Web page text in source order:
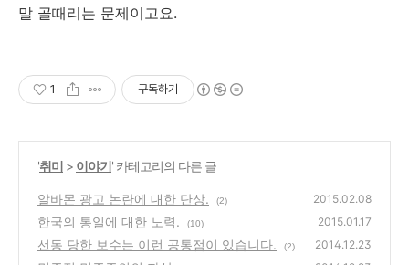
말 골때리는 문제이고요.
1 구독하기
'취미 > 이야기' 카테고리의 다른 글
알바몬 광고 논란에 대한 단상. (2) 2015.02.08
한국의 통일에 대한 노력. (10) 2015.01.17
선동 당한 보수는 이런 공통점이 있습니다. (2) 2014.12.23